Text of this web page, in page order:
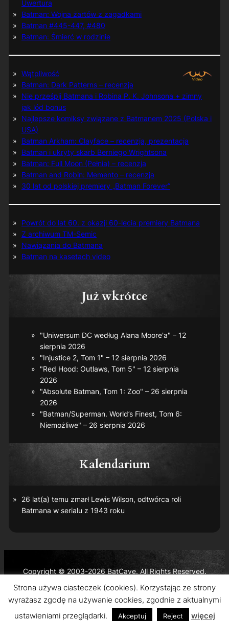
Uwertura
Batman: Wojna żartów z zagadkami
Batman #445-447, #480
Batman: Śmierć w rodzinie
Wątpliwość
Batman: Dark Patterns – recenzja
Nie prześpij Batmana i Robina P. K. Johnsona + zimny
jak lód bonus
Najlepsze komiksy związane z Batmanem 2025 (Polska i
USA)
Batman Arkham: Clayface – recenzja, prezentacja
Batman i ukryty skarb Berniego Wrightsona
Batman: Full Moon (Pełnia) – recenzja
Batman and Robin: Memento – recenzja
30 lat od polskiej premiery „Batman Forever”
Powrót do lat 60. z okazji 60-lecia premiery Batmana
Z archiwum TM-Semic
Nawiązania do Batmana
Batman na kasetach video
Już wkrótce
"Uniwersum DC według Alana Moore'a" – 12
sierpnia 2026
"Injustice 2, Tom 1" – 12 sierpnia 2026
"Red Hood: Outlaws, Tom 5" – 12 sierpnia
2026
"Absolute Batman, Tom 1: Zoo" – 26 sierpnia
2026
"Batman/Superman. World’s Finest, Tom 6:
Niemożliwe" – 26 sierpnia 2026
Kalendarium
26 lat(a) temu zmarł Lewis Wilson, odtwórca roli
Batmana w serialu z 1943 roku
Copyright © 2003-2026 BatCave. All Rights Reserved.
Batman and all related characters and elements are the
trademarks of © DC Comics and Warner Bros. Entertainment
Inc.
Strona używa ciasteczek (cookies). Korzystając ze strony
wyrażasz zgodę na używanie cookies, zgodnie z aktualnymi
ustawieniami przeglądarki.
Akceptuj Reject więcej